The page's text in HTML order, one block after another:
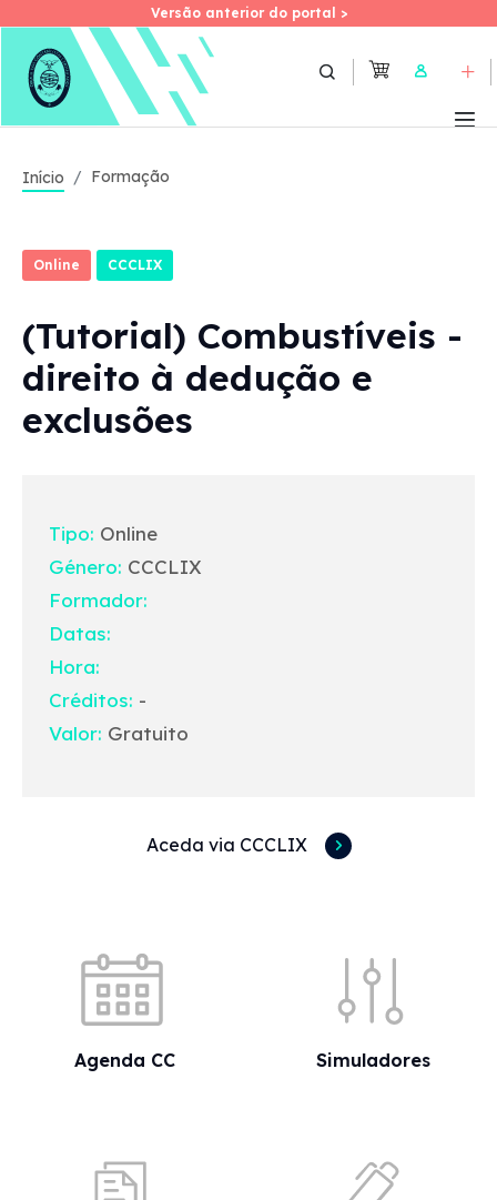
Skip
Versão anterior do portal >
Versão anterior do portal >
User
Início Formação
Online CCCLIX
(Tutorial) Combustíveis -
direito à dedução e
exclusões
Tipo: Online
Género: CCCLIX
Formador:
Datas:
Hora:
Créditos: -
Valor: Gratuito
Aceda via CCCLIX
Agenda CC Simuladores